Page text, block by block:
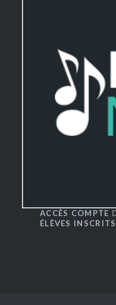
ACCÈS COMPTE
ÉLÈVES